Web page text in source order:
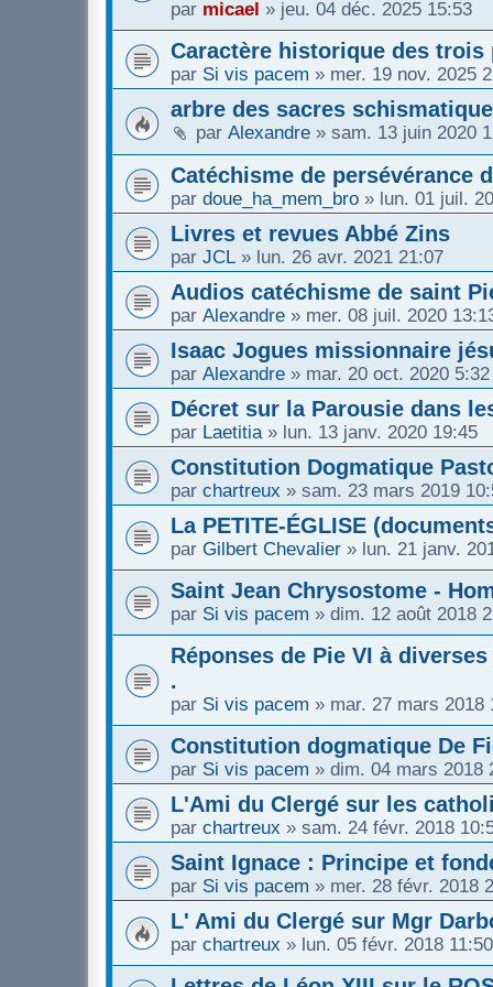
par micael » jeu. 04 déc. 2025 15:53
Caractère historique des trois
par Si vis pacem » mer. 19 nov. 2025
arbre des sacres
par Alexandre » sam. 13 juin 2020
Catéchisme de persévérance
par doue_ha_mem_bro » lun. 01 juil.
Livres et revues Abbé Zins
par JCL » lun. 26 avr. 2021 21:07
Audios catéchisme de saint
par Alexandre » mer. 08 juil. 2020
Isaac Jogues missionnaire
par Alexandre » mar. 20 oct. 2020 5:32
Décret sur la Parousie dans
par Laetitia » lun. 13 janv. 2020 19:45
Constitution Dogmatique
par chartreux » sam. 23 mars 2019
La PETITE-ÉGLISE
par Gilbert Chevalier » lun. 21 janv.
Saint Jean Chrysostome -
par Si vis pacem » dim. 12 août 2018
Réponses de Pie VI à
.
par Si vis pacem » mar. 27 mars 2018
Constitution dogmatique De
par Si vis pacem » dim. 04 mars 2018
L'Ami du Clergé sur les
par chartreux » sam. 24 févr. 2018
Saint Ignace : Principe et
par Si vis pacem » mer. 28 févr. 2018
L' Ami du Clergé sur Mgr
par chartreux » lun. 05 févr. 2018 11:50